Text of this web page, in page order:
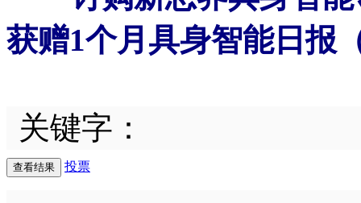
获赠1个月具身智能日报
关键字：
投票